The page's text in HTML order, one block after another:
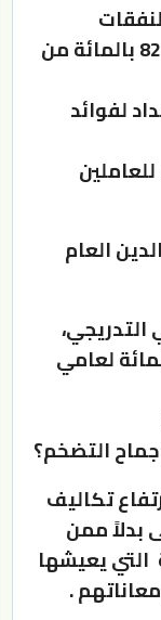
النفقات
الجارية،ويضاف لها مخصصات فوائد الدين العام لتصبح النسبة 82 بالمائة من
لفوائد
للعاملين
الدين العام
أن يحقق الإقتصاد الوطني نمواً بنسبة 2.7 بالمائة لعامي
التضخم؟
تكاليف
بدلاً ممن
التي يعيشها
.